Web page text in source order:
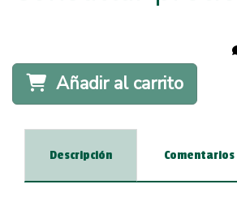
Añadir al carrito
Descripción Comentarios